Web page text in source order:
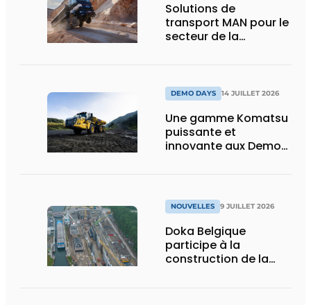
Solutions de
transport MAN pour le
secteur de la
DEMO DAYS 14 JUILLET 2026
Une gamme Komatsu
puissante et
innovante aux Demo
NOUVELLES 9 JUILLET 2026
Doka Belgique
participe à la
construction de la